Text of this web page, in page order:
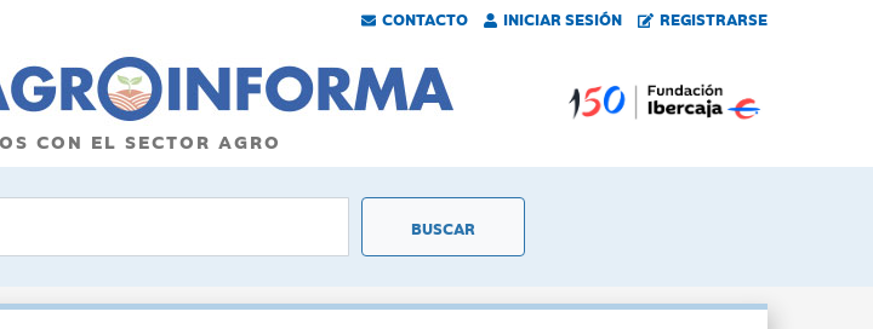
CONTACTO INICIAR SESIÓN REGISTRARSE
CON EL SECTOR AGRO